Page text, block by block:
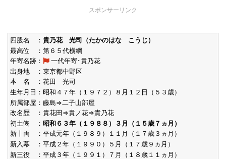
スポンサーリンク
四股名 ：貴乃花 光司（たかのはな こうじ）
最高位 ：第６５代横綱
年寄名跡：
一代年寄･貴乃花
出身地 ：東京都中野区
本 名 ：花田 光司
生年月日：昭和４７年（１９７２）８月１２日（５３歳）
所属部屋：藤島⇒二子山部屋
改名歴 ：貴花田⇒貴ノ花⇒貴乃花
初土俵 ：昭和６３年（１９８８）３月（１５歳７ヵ月）
新十両 ：平成元年（１９８９）１１月（１７歳３ヵ月）
新入幕 ：平成２年（１９９０）５月（１７歳９ヵ月）
新三役 ：平成３年（１９９１）７月（１８歳１１ヵ月）